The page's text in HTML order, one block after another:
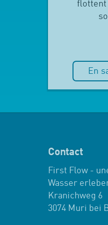
flottent
En
Contact
First Flow -
Wasser
Kranichweg 6
3074 Muri bei